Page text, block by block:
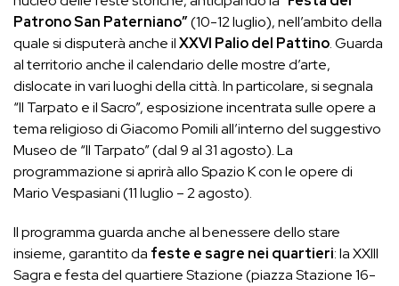
Patrono San Paterniano”(10-12 luglio), nell’ambito della
quale si disputerà anche ilXXVI Palio del Pattino. Guarda
al territorio anche il calendario delle mostre d’arte,
dislocate in vari luoghi della città. In particolare, si segnala
“Il Tarpato e il Sacro”, esposizione incentrata sulle opere a
tema religioso di Giacomo Pomili all’interno del suggestivo
Museo de “Il Tarpato” (dal 9 al 31 agosto). La
programmazione si aprirà allo Spazio K con le opere di
Mario Vespasiani (11 luglio – 2 agosto).
Il programma guarda anche al benessere dello stare
insieme, garantito da feste e sagre nei quartieri: la XXIII
Sagra e festa del quartiere Stazione (piazza Stazione 16-